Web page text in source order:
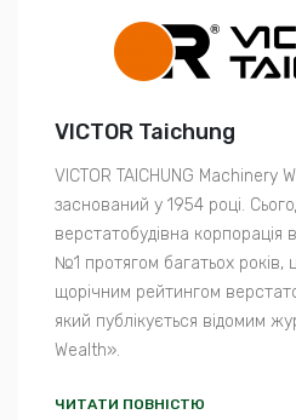
VICTOR Taichung
VICTOR TAICHUNG Machinery
заснований у 1954 році.
верстатобудівна корпорація
№1 протягом багатьох років,
щорічним рейтингом
який публікується відомим
Wealth».
ЧИТАТИ ПОВНІСТЮ